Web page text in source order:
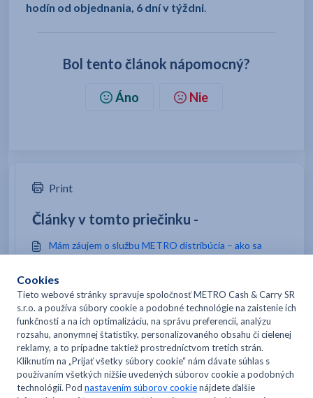
hodín od objednania, 6 dní v týždni.
Bol tento článok nápomocný?
Áno Nie
Print
Články v tomto priečinku -
Mám záujem o službu METRO distribúcia – ako sa
Ako môžem objednávať tovar?
Ako môžem sledovať svoju objednávku?
Aké sú náklady na doručenie?
Možno by ste si radi prečítali -